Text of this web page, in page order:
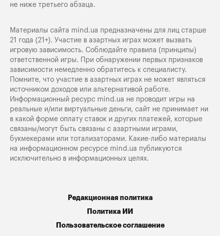
не ниже третьего абзаца.
Материалы сайта mind.ua предназначены для лиц старше
21 года (21+). Участие в азартных играх может вызвать
игровую зависимость. Соблюдайте правила (принципы)
ответственной игры. При обнаружении первых признаков
зависимости немедленно обратитесь к специалисту.
Помните, что участие в азартных играх не может являться
источником доходов или альтернативой работе.
Информационный ресурс mind.ua не проводит игры на
реальные и/или виртуальные деньги, сайт не принимает ни
в какой форме оплату ставок и других платежей, которые
связаны/могут быть связаны с азартными играми,
букмекерами или тотализаторами. Какие-либо материалы
на информационном ресурсе mind.ua публикуются
исключительно в информационных целях.
Редакционная политика
Политика ИИ
Пользовательское соглашение